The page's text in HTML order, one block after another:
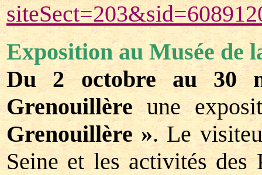
Exposition au Musée de
Du 2 octobre au 30
Grenouillère une
Grenouillère ». Le
Seine et les activités